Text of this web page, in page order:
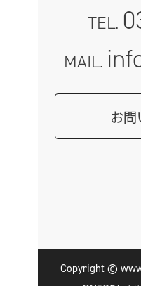
TEL.
MAIL.
お
Copyright ©